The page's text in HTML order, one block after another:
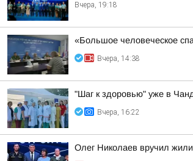
Вчера, 19:18
«Большое человеческое
Вчера, 14:38
"Шаг к здоровью" уже в
Вчера, 16:22
Олег Николаев вручил